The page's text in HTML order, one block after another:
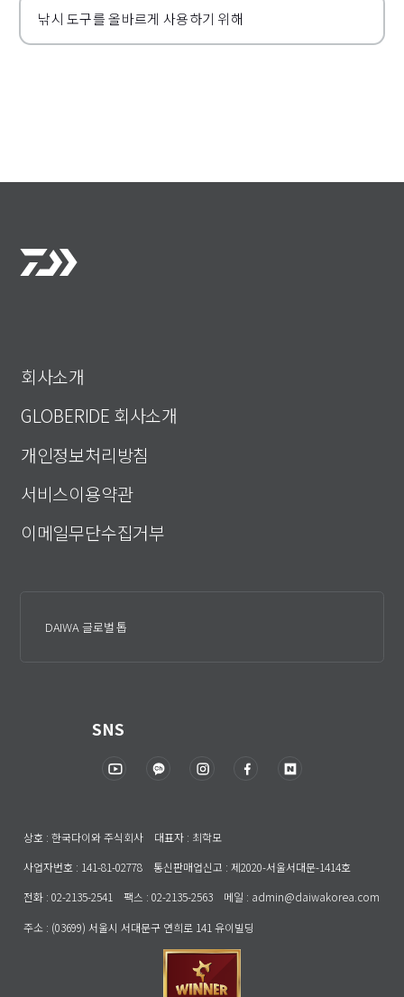
낚시 도구를 올바르게 사용하기 위해
회사소개
GLOBERIDE 회사소개
개인정보처리방침
서비스이용약관
이메일무단수집거부
DAIWA 글로벌 톱
SNS
상호 : 한국다이와 주식회사 대표자 : 최학모
사업자번호 : 141-81-02778 통신판매업신고 : 제2020-서울서대문-1414호
전화 : 02-2135-2541 팩스 : 02-2135-2563 메일 : admin@daiwakorea.com
주소 : (03699) 서울시 서대문구 연희로 141 유이빌딩